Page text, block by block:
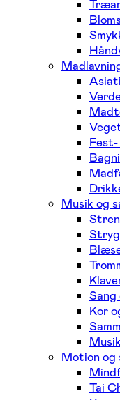
Fest-
Musik og
Kor
Motion og
Tai